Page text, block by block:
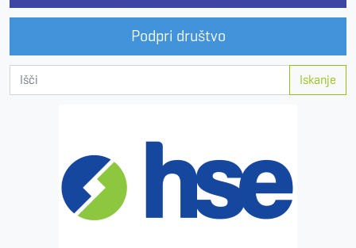
Podpri društvo
Iskanje